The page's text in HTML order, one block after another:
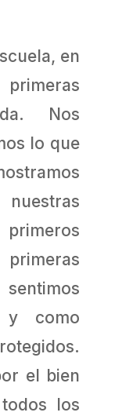
en
Nos
lo que
y como
el bien
los